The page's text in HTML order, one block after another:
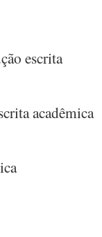
escrita
acadêmica